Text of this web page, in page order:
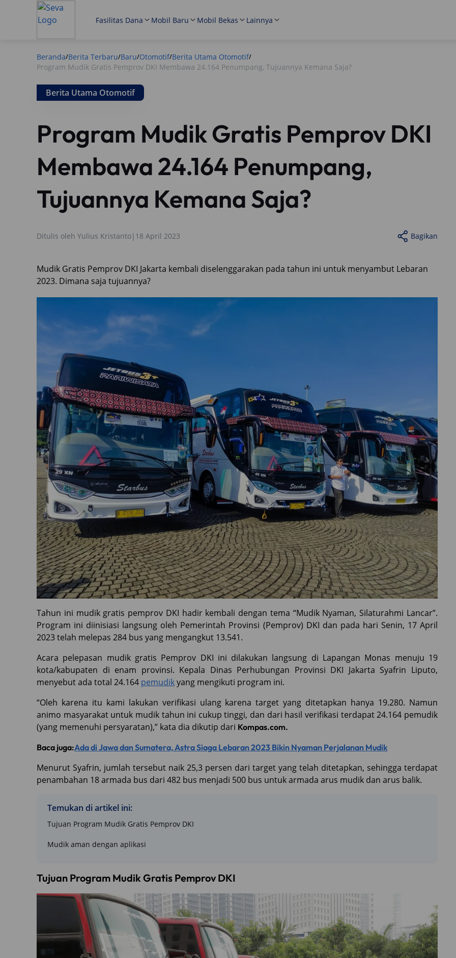
Fasilitas Dana Mobil Baru Mobil Bekas Lainnya
Beranda/Berita Terbaru/Baru/Otomotif/Berita Utama Otomotif/
Program Mudik Gratis Pemprov DKI Membawa 24.164 Penumpang, Tujuannya Kemana Saja?
Berita Utama Otomotif
Program Mudik Gratis Pemprov DKI
Membawa 24.164 Penumpang,
Tujuannya Kemana Saja?
Ditulis oleh Yulius Kristanto| 18 April 2023 Bagikan
Mudik Gratis Pemprov DKI Jakarta kembali diselenggarakan pada tahun ini untuk menyambut Lebaran
2023. Dimana saja tujuannya?
Tahun ini mudik gratis pemprov DKI hadir kembali dengan tema “Mudik Nyaman, Silaturahmi Lancar”.
Program ini diinisiasi langsung oleh Pemerintah Provinsi (Pemprov) DKI dan pada hari Senin, 17 April
2023 telah melepas 284 bus yang mengangkut 13.541.
Acara pelepasan mudik gratis Pemprov DKI ini dilakukan langsung di Lapangan Monas menuju 19
kota/kabupaten di enam provinsi. Kepala Dinas Perhubungan Provinsi DKI Jakarta Syafrin Liputo,
menyebut ada total 24.164 pemudikyang mengikuti program ini.
“Oleh karena itu kami lakukan verifikasi ulang karena target yang ditetapkan hanya 19.280. Namun
animo masyarakat untuk mudik tahun ini cukup tinggi, dan dari hasil verifikasi terdapat 24.164 pemudik
(yang memenuhi persyaratan),” kata dia dikutip dari Kompas.com.
Baca juga:Ada di Jawa dan Sumatera, Astra Siaga Lebaran 2023 Bikin Nyaman Perjalanan Mudik
Menurut Syafrin, jumlah tersebut naik 25,3 persen dari target yang telah ditetapkan, sehingga terdapat
penambahan 18 armada bus dari 482 bus menjadi 500 bus untuk armada arus mudik dan arus balik.
Temukan di artikel ini:
Tujuan Program Mudik Gratis Pemprov DKI
Mudik aman dengan aplikasi
Tujuan Program Mudik Gratis Pemprov DKI